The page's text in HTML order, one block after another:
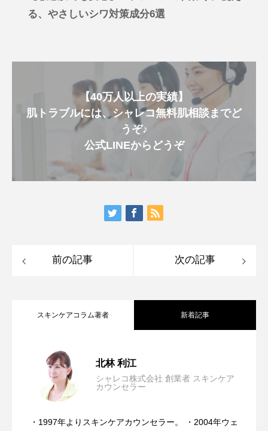
る、やさしいシワ対策成分6選
【40万人以上の実績】
肌トラブルには、シャレコ無料肌相談までど
うぞ♪
公式LINEからどうぞ
前の記事 次の記事
スキンケアコラム著者 新着記事
北林 利江
シャレコ株式会社 創業者 スキンケア
カウンセラー
・1997年よりスキンケアカウンセラー。 ・2004年ウェ
2026.07.31
2026.07.24